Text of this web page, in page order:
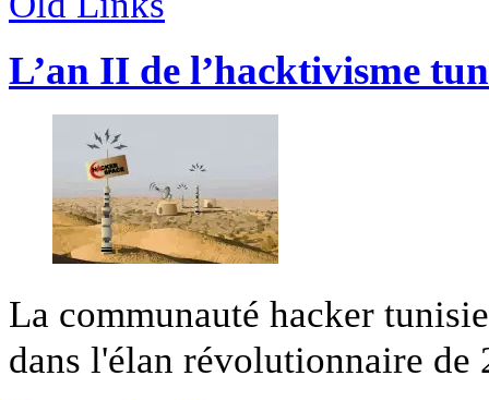
L’an II de l’hacktivisme
La communauté hacker
dans l'élan révolutionnaire de